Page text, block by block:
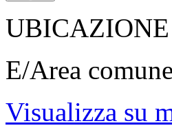
UBICAZIONE
E/Area
Visualizza su